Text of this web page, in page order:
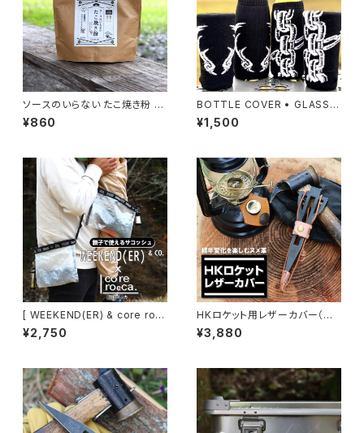
ソースのいらない たこ焼き粉 3
00ｇ
¥860
BOTTLE COVER • GLASS C
OVER ( 単品 )
¥1,500
[ WEEKEND(ER) & core roc
ca ] サコッシュ - サイッシュ -
¥2,750
HKロケット用レザーカバー（薪
割りクサビ用カバー）
¥3,880